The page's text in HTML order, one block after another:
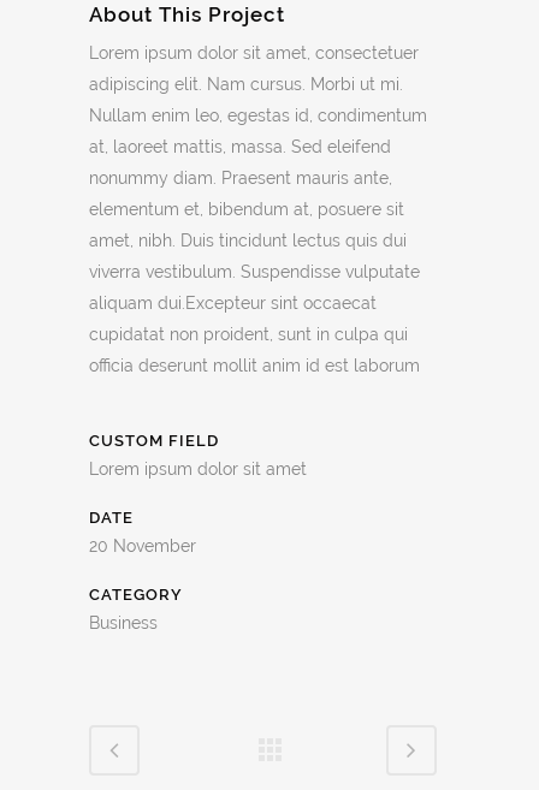
About This Project
Lorem ipsum dolor sit amet, consectetuer
adipiscing elit. Nam cursus. Morbi ut mi.
Nullam enim leo, egestas id, condimentum
at, laoreet mattis, massa. Sed eleifend
nonummy diam. Praesent mauris ante,
elementum et, bibendum at, posuere sit
amet, nibh. Duis tincidunt lectus quis dui
viverra vestibulum. Suspendisse vulputate
aliquam dui.Excepteur sint occaecat
cupidatat non proident, sunt in culpa qui
officia deserunt mollit anim id est laborum
CUSTOM FIELD
Lorem ipsum dolor sit amet
DATE
20 November
CATEGORY
Business